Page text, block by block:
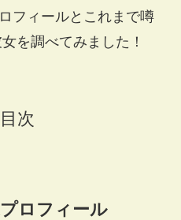
フィールとこれまで噂
を調べてみました！
目次
ロフィール